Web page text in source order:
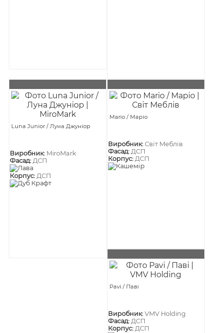
Luna Junior / Луна Джуніор
Виробник: MiroMark
Фасад: ДСП
Корпус: ДСП
Mario / Маріо
Виробник: Світ Меблів
Фасад: ДСП
Корпус: ДСП
Pavi / Паві
Виробник: VMV Holding
Фасад: ДСП
Корпус: ДСП